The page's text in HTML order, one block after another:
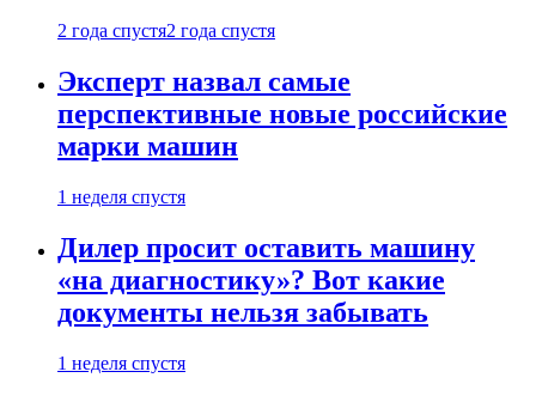
2 года спустя2 года спустя
Эксперт назвал самые
перспективные новые российские
марки машин
1 неделя спустя
Дилер просит оставить машину
«на диагностику»? Вот какие
документы нельзя забывать
1 неделя спустя